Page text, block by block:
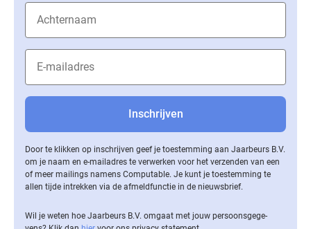
Door te klikken op inschrijven geef je toestemming aan Jaarbeurs B.V.
om je naam en e-mailadres te verwerken voor het verzenden van een
of meer mailings namens Computable. Je kunt je toestemming te
allen tijde intrekken via de af­meld­func­tie in de nieuwsbrief.
Wil je weten hoe Jaarbeurs B.V. omgaat met jouw per­soons­ge­ge­